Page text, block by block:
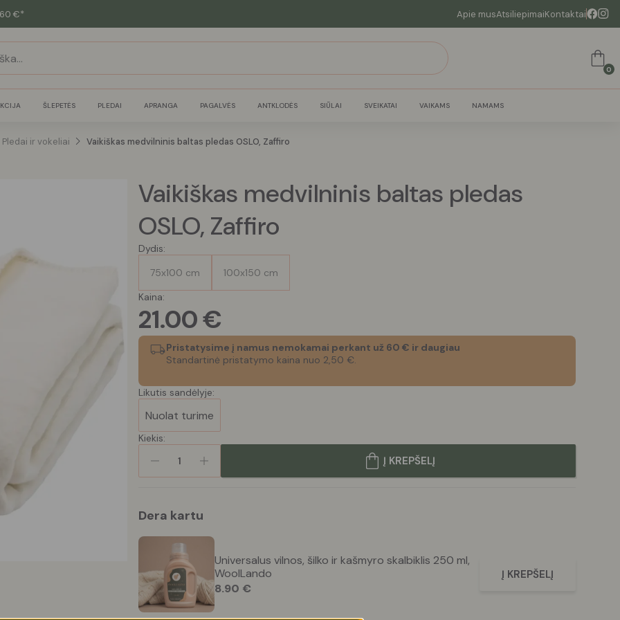
€* Apie musAtsiliepimaiKontaktai
0
ŠLEPETĖS PLEDAI APRANGA PAGALVĖS ANTKLODĖS SIŪLAI SVEIKATAI VAIKAMS NAMAMS
Pledai ir vokeliai Vaikiškas medvilninis baltas pledas OSLO, Zaffiro
Vaikiškas medvilninis baltas pledas
OSLO, Zaffiro
Dydis:
75x100 cm
100x150 cm
Kaina:
21.00€
Pristatysime į namus nemokamai perkant už 60 € ir daugiau
Standartinė pristatymo kaina nuo 2,50 €.
Likutis sandėlyje:
Nuolat turime
Kiekis:
1
Į KREPŠELĮ
Dera kartu
Universalus vilnos, šilko ir kašmyro skalbiklis 250 ml,
WoolLando
8.90 €
Į KREPŠELĮ